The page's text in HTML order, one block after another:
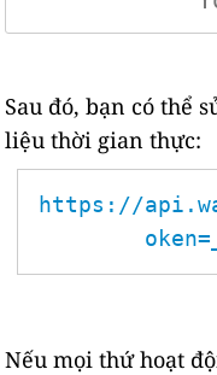
Sau đó, bạn có thể
liệu thời gian thực:
https://
Nếu mọi thứ hoạt